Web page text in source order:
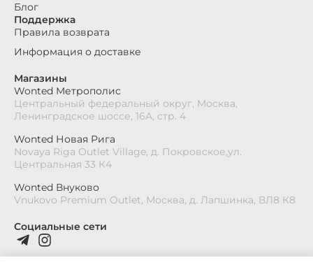
Социальные сети
Магазины
Wonted Метрополис
Центральный федеральный округ, Москва,
Ленинградское шоссе, 16А, стр. 4
Wonted Новая Рига
Novaya Riga Outlet Village, д. Покровское,ул.
Центральная 33 К4
Wonted Внуково
Vnukovo Premium Outlet, Москва, д. Лапшинка, ВЛ8 К8
Блог
Поддержка
Правила возврата
Информация о доставке